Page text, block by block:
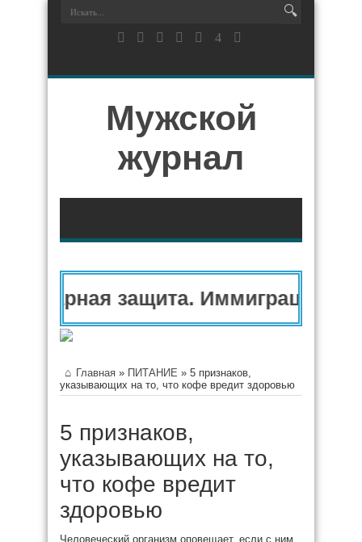
Мужской
журнал
защита.
Главная » ПИТАНИЕ » 5 признаков,
указывающих на то, что кофе вредит здоровью
5 признаков,
указывающих на то,
что кофе вредит
здоровью
Человеческий организм оповещает, если с ним